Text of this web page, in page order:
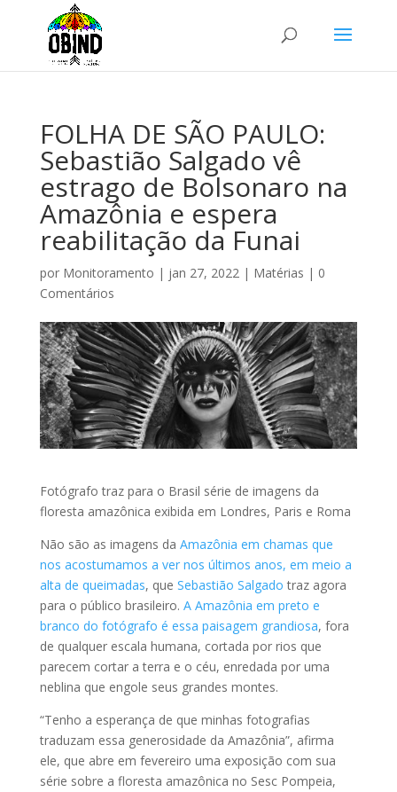
FOLHA DE SÃO PAULO:
Sebastião Salgado vê
estrago de Bolsonaro na
Amazônia e espera
reabilitação da Funai
por Monitoramento | jan 27, 2022| Matérias | 0
Comentários
Fotógrafo traz para o Brasil série de imagens da
floresta amazônica exibida em Londres, Paris e Roma
Não são as imagens da Amazônia em chamas que
nos acostumamos a ver nos últimos anos, em meio a
alta de queimadas, que Sebastião Salgado traz agora
para o público brasileiro. A Amazônia em preto e
branco do fotógrafo é essa paisagem grandiosa, fora
de qualquer escala humana, cortada por rios que
parecem cortar a terra e o céu, enredada por uma
neblina que engole seus grandes montes.
“Tenho a esperança de que minhas fotografias
traduzam essa generosidade da Amazônia”, afirma
ele, que abre em fevereiro uma exposição com sua
série sobre a floresta amazônica no Sesc Pompeia,